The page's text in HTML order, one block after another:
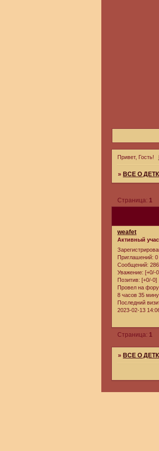
Привет, Гость!
» ВСЕ О
Страница: 1
weafet
Активный
Приглашений: 0
Сообщений: 286
Уважение: [+0/-
Позитив: [+0/-0]
Провел на
8 часов 35
Последний
2023-02-13
Страница: 1
» ВСЕ О